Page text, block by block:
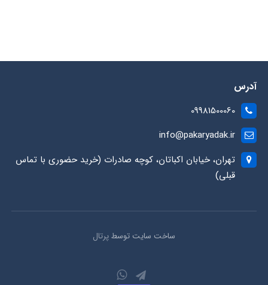
آدرس
09981500060
info@pakaryadak.ir
تهران، خیابان اکباتان، کوچه صادرات (خرید حضوری با تماس
قبلی)
ساخت سایت توسطپرتال